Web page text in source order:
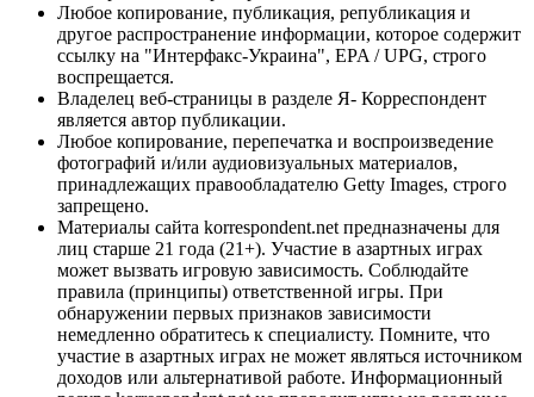
Любое копирование, публикация, републикация и
другое распространение информации, которое содержит
ссылку на "Интерфакс-Украина", EPA / UPG, строго
воспрещается.
Владелец веб-страницы в разделе Я- Корреспондент
является автор публикации.
Любое копирование, перепечатка и воспроизведение
фотографий и/или аудиовизуальных материалов,
принадлежащих правообладателю Getty Images, строго
запрещено.
Материалы сайта korrespondent.net предназначены для
лиц старше 21 года (21+). Участие в азартных играх
может вызвать игровую зависимость. Соблюдайте
правила (принципы) ответственной игры. При
обнаружении первых признаков зависимости
немедленно обратитесь к специалисту. Помните, что
участие в азартных играх не может являться источником
доходов или альтернативой работе. Информационный